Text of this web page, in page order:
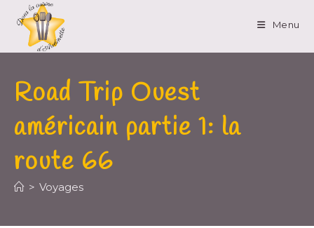
Menu
Road Trip Ouest
américain partie 1: la
route 66
> Voyages